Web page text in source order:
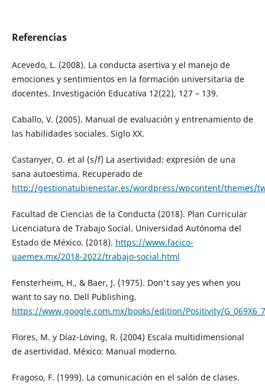
Referencias
Acevedo, L. (2008). La conducta asertiva y el manejo de
emociones y sentimientos en la formación universitaria de
docentes. Investigación Educativa 12(22), 127 – 139.
Caballo, V. (2005). Manual de evaluación y entrenamiento de
las habilidades sociales. Siglo XX.
Castanyer, O. et al (s/f) La asertividad: expresión de una
sana autoestima. Recuperado de
http://gestionatubienestar.es/wordpress/wpcontent/themes/
Facultad de Ciencias de la Conducta (2018). Plan Curricular
Licenciatura de Trabajo Social. Universidad Autónoma del
Estado de México. (2018). https://www.facico-
uaemex.mx/2018-2022/trabajo-social.html
Fensterheim, H., & Baer, J. (1975). Don't say yes when you
want to say no. Dell Publishing.
https://www.google.com.mx/books/edition/Positivity/
Flores, M. y Díaz-Loving, R. (2004) Escala multidimensional
de asertividad. México: Manual moderno.
Fragoso, F. (1999). La comunicación en el salón de clases.